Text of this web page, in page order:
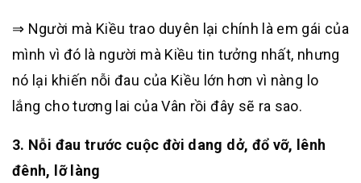
⇒ Người mà Kiều trao duyên lại chính là em gái của
mình vì đó là người mà Kiều tin tưởng nhất, nhưng
nó lại khiến nỗi đau của Kiều lớn hơn vì nàng lo
lắng cho tương lai của Vân rồi đây sẽ ra sao.
3. Nỗi đau trước cuộc đời dang dở, đổ vỡ, lênh
đênh, lỡ làng